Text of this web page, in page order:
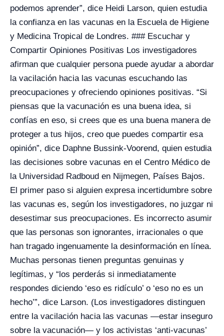
podemos aprender”, dice Heidi Larson, quien estudia
la confianza en las vacunas en la Escuela de Higiene
y Medicina Tropical de Londres. ### Escuchar y
Compartir Opiniones Positivas Los investigadores
afirman que cualquier persona puede ayudar a abordar
la vacilación hacia las vacunas escuchando las
preocupaciones y ofreciendo opiniones positivas. “Si
piensas que la vacunación es una buena idea, si
confías en eso, si crees que es una buena manera de
proteger a tus hijos, creo que puedes compartir esa
opinión”, dice Daphne Bussink-Voorend, quien estudia
las decisiones sobre vacunas en el Centro Médico de
la Universidad Radboud en Nijmegen, Países Bajos.
El primer paso si alguien expresa incertidumbre sobre
las vacunas es, según los investigadores, no juzgar ni
desestimar sus preocupaciones. Es incorrecto asumir
que las personas son ignorantes, irracionales o que
han tragado ingenuamente la desinformación en línea.
Muchas personas tienen preguntas genuinas y
legítimas, y “los perderás si inmediatamente
respondes diciendo ‘eso es ridículo’ o ‘eso no es un
hecho’”, dice Larson. (Los investigadores distinguen
entre la vacilación hacia las vacunas —estar inseguro
sobre la vacunación— y los activistas ‘anti-vacunas’